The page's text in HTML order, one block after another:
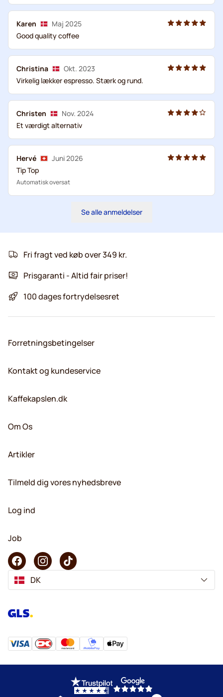
Karen
Maj 2025
Good quality coffee
Christina
Okt. 2023
Virkelig lækker espresso. Stærk og rund.
Christen
Nov. 2024
Et værdigt alternativ
Hervé
Juni 2026
Tip Top
Automatisk oversat
Se alle anmeldelser
Fri fragt ved køb over 349 kr.
Prisgaranti - Altid fair priser!
100 dages fortrydelsesret
Forretningsbetingelser
Kontakt og kundeservice
Kaffekapslen.dk
Om Os
Artikler
Tilmeld dig vores nyhedsbreve
Log ind
Job
DK